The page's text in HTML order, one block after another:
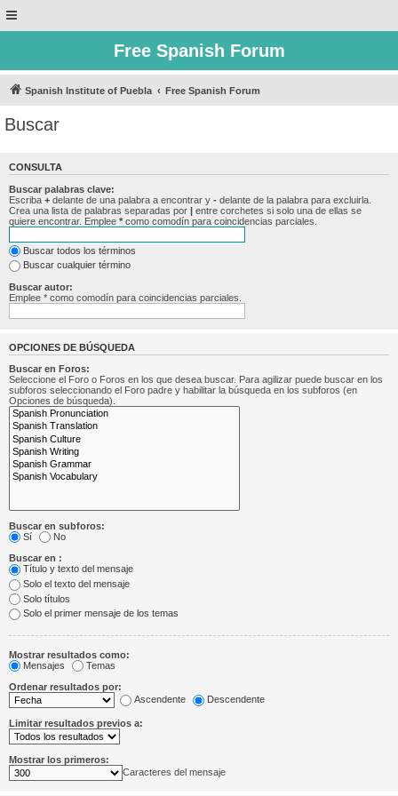
Free Spanish Forum
Spanish Institute of Puebla Free Spanish Forum
Buscar
CONSULTA
Buscar palabras clave:
Escriba + delante de una palabra a encontrar y - delante de la palabra para excluirla.
Crea una lista de palabras separadas por | entre corchetes si solo una de ellas se
quiere encontrar. Emplee * como comodín para coincidencias parciales.
Buscar todos los términos
Buscar cualquier término
Buscar autor:
Emplee * como comodín para coincidencias parciales.
OPCIONES DE BÚSQUEDA
Buscar en Foros:
Seleccione el Foro o Foros en los que desea buscar. Para agilizar puede buscar en los
subforos seleccionando el Foro padre y habilitar la búsqueda en los subforos (en
Opciones de búsqueda).
Buscar en subforos:
Sí
No
Buscar en :
Título y texto del mensaje
Solo el texto del mensaje
Solo títulos
Solo el primer mensaje de los temas
Mostrar resultados como:
Mensajes
Temas
Ordenar resultados por:
Ascendente
Descendente
Limitar resultados previos a:
Mostrar los primeros:
Caracteres del mensaje